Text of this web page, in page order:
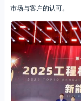
市场与客户的认可。